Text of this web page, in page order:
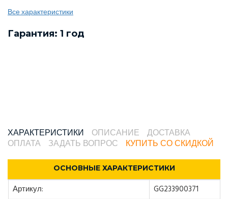
Все характеристики
Гарантия: 1 год
ХАРАКТЕРИСТИКИ ОПИСАНИЕ
ДОСТАВКА
ОПЛАТА
ЗАДАТЬ ВОПРОС КУПИТЬ СО СКИДКОЙ
ОСНОВНЫЕ ХАРАКТЕРИСТИКИ
Артикул:
GG233900371